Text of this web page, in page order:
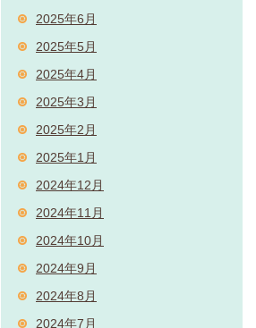
2025年6月
2025年5月
2025年4月
2025年3月
2025年2月
2025年1月
2024年12月
2024年11月
2024年10月
2024年9月
2024年8月
2024年7月